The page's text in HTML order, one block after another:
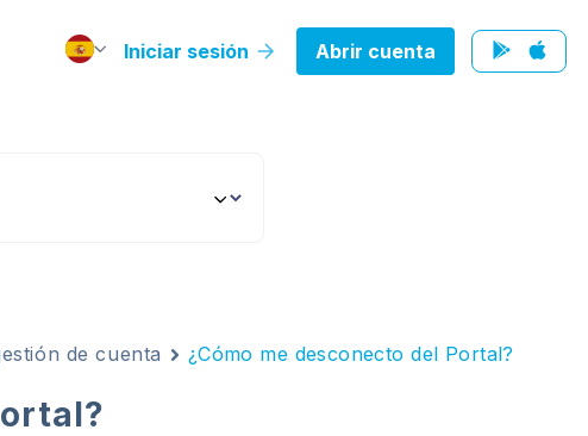
Iniciar sesión Abrir cuenta
de cuenta ¿Cómo me desconecto del Portal?